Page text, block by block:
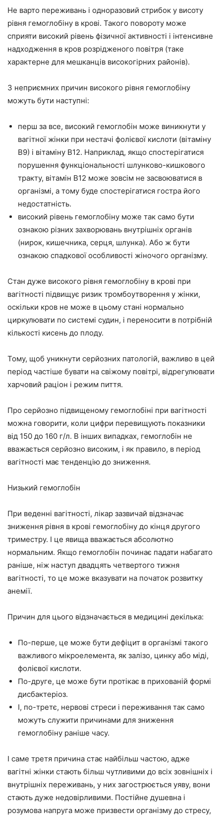
Не варто переживань і одноразовий стрибок у висоту
рівня гемоглобіну в крові. Такого повороту може
сприяти високий рівень фізичної активності і інтенсивне
надходження в кров розрідженого повітря (таке
характерне для мешканців високогірних районів).
З неприємних причин високого рівня гемоглобіну
можуть бути наступні:
перш за все, високий гемоглобін може виникнути у
вагітної жінки при нестачі фолієвої кислоти (вітаміну
В9) і вітаміну В12. Наприклад, якщо спостерігатися
порушення функціональності шлунково-кишкового
тракту, вітамін В12 може зовсім не засвоюватися в
організмі, а тому буде спостерігатися гостра його
недостатність.
високий рівень гемоглобіну може так само бути
ознакою різних захворювань внутрішніх органів
(нирок, кишечника, серця, шлунка). Або ж бути
ознакою спадкової особливості жіночого організму.
Стан дуже високого рівня гемоглобіну в крові при
вагітності підвищує ризик тромбоутворення у жінки,
оскільки кров не може в цьому стані нормально
циркулювати по системі судин, і переносити в потрібній
кількості кисень до плоду.
Тому, щоб уникнути серйозних патологій, важливо в цей
період частіше бувати на свіжому повітрі, відрегулювати
харчовий раціон і режим пиття.
Про серйозно підвищеному гемоглобіні при вагітності
можна говорити, коли цифри перевищують показники
від 150 до 160 г/л. В інших випадках, гемоглобін не
вважається серйозно високим, і як правило, в період
вагітності має тенденцію до зниження.
Низький гемоглобін
При веденні вагітності, лікар зазвичай відзначає
зниження рівня в крові гемоглобіну до кінця другого
триместру. І це явища вважається абсолютно
нормальним. Якщо гемоглобін починає падати набагато
раніше, ніж наступ двадцять четвертого тижня
вагітності, то це може вказувати на початок розвитку
анемії.
Причин для цього відзначається в медицині декілька:
По-перше, це може бути дефіцит в організмі такого
важливого мікроелемента, як залізо, цинку або міді,
фолієвої кислоти.
По-друге, це може бути протікає в прихованій формі
дисбактеріоз.
І, по-третє, нервові стреси і переживання так само
можуть служити причинами для зниження
гемоглобіну раніше часу.
І саме третя причина стає найбільш частою, адже
вагітні жінки стають більш чутливими до всіх зовнішніх і
внутрішніх переживань, у них загострюється уяву, вони
стають дуже недовірливими. Постійне душевна і
розумова напруга може призвести організму до стресу,